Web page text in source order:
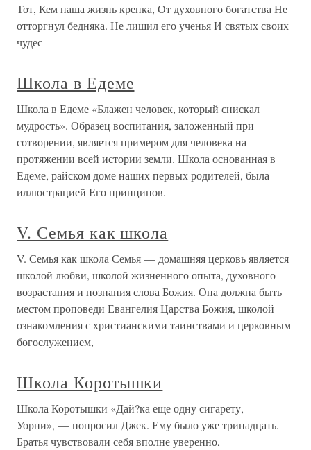
Тот, Кем наша жизнь крепка, От духовного богатства Не
отторгнул бедняка. Не лишил его ученья И святых своих
чудес
Школа в Едеме
Школа в Едеме «Блажен человек, который снискал
мудрость». Образец воспитания, заложенный при
сотворении, является примером для человека на
протяжении всей истории земли. Школа основанная в
Едеме, райском доме наших первых родителей, была
иллюстрацией Его принципов.
V. Семья как школа
V. Семья как школа Семья — домашняя церковь является
школой любви, школой жизненного опыта, духовного
возрастания и познания слова Божия. Она должна быть
местом проповеди Евангелия Царства Божия, школой
ознакомления с христианскими таинствами и церковным
богослужением,
Школа Коротышки
Школа Коротышки «Дай?ка еще одну сигарету,
Уорни», — попросил Джек. Ему было уже тринадцать.
Братья чувствовали себя вполне уверенно,